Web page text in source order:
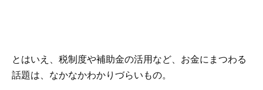
とはいえ、税制度や補助金の活用など、お金にまつわる
話題は、なかなかわかりづらいもの。